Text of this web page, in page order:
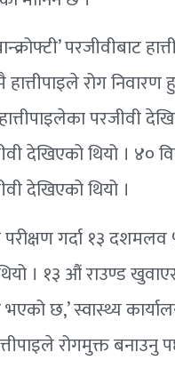
रोग निवारण
परजीवी
देखिएको थियो । ४०
देखिएको थियो ।
गर्दा १३ दशमलव
। १३ औं राउण्ड
भएको छ,’ स्वास्थ्य
रोगमुक्त बनाउनु